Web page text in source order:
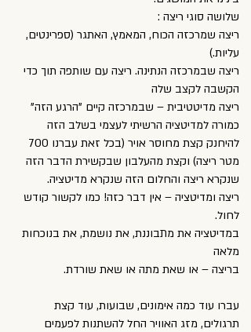
שלושה סוגי ריצה :
ריצה שמרכזה הכוח, המאמץ, האתגר (ספרינטים,
עליות.)
ריצה שבמרכזה הנתינה. ריצה עם שותפה תוך כדי
הקשבה לקצב שלה
ריצה מדיטטיבית – שבמרכזה קיים "הרגע הזה"
כמורה למדיטציה הרשיתי לעצמי בשלב הזה
להיחנק קצת מחוסר אויר (בכל זאת עברנו 700
מטר ריצה) וקצת מהעלבון שבקשירת הדבר הזה
שנקרא ריצה והחלום הזה שנקרא מדיטציה.
ריצה ומדיטציה – אין דבר כזה! כמו לקשור קודש
לחול.
במדיטציה את מתבוננת, את נושמת, את בנוכחות
מלאה
בריצה – או שאת מתה או שאת שורדת.
עברו עוד כמה אימונים, שבועות, עוד קצת
תרגולים, מזג האוויר החל להשתנות לפעמים